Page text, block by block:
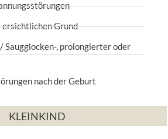
ersichtlichen Grund
Saugglocken-, prolongierter oder
nach der Geburt
KLEINKIND